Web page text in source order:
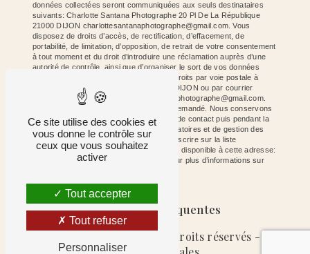
données collectées seront communiquées aux seuls destinataires
suivants: Charlotte Santana Photographe 20 Pl De La République
21000 DIJON charlottesantanaphotographe@gmail.com. Vous
disposez de droits d’accès, de rectification, d’effacement, de
portabilité, de limitation, d’opposition, de retrait de votre consentement
à tout moment et du droit d’introduire une réclamation auprès d’une
autorité de contrôle, ainsi que d’organiser le sort de vos données
post-mortem. Vous pouvez exercer ces droits par voie postale à
l'adresse 20 Pl De La République 21000 DIJON ou par courrier
électronique à l'adresse charlottesantanaphotographe@gmail.com.
Un justificatif d'identité pourra vous être demandé. Nous conservons
vos données pendant la période de prise de contact puis pendant la
durée de prescription légale aux fins probatoires et de gestion des
contentieux. Vous avez le droit de vous inscrire sur la liste
d'opposition au démarchage téléphonique, disponible à cette adresse:
Bloctel.gouv.fr. Consultez le site cnil.fr pour plus d’informations sur
Recherches fréquentes
- 2026 - Tous droits réservés -
Ce site utilise des cookies et
vous donne le contrôle sur
ceux que vous souhaitez
activer
Tout accepter
Tout refuser
Personnaliser